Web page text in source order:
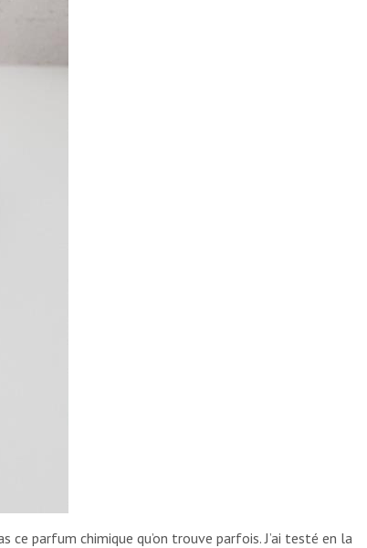
parfum chimique qu’on trouve parfois. J’ai testé en la